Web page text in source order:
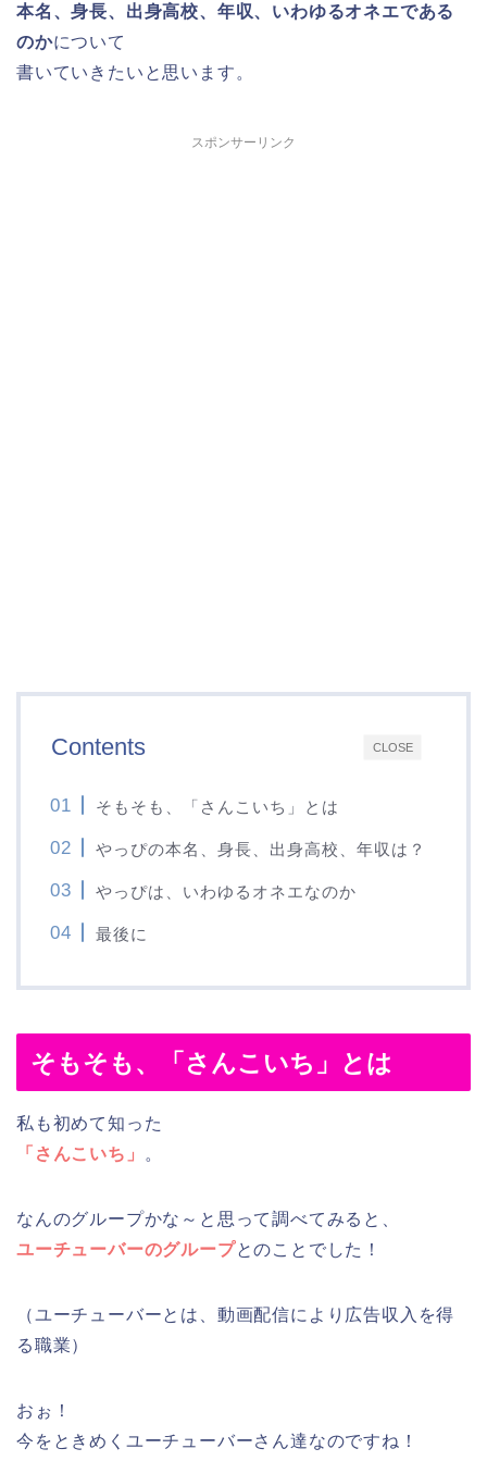
本名、身長、出身高校、年収、いわゆるオネエである
のかについて
書いていきたいと思います。
スポンサーリンク
CLOSE
Contents
そもそも、「さんこいち」とは
やっぴの本名、身長、出身高校、年収は？
やっぴは、いわゆるオネエなのか
最後に
そもそも、「さんこいち」とは
私も初めて知った
「さんこいち」
。
なんのグループかな～と思って調べてみると、
ユーチューバーのグループとのことでした！
（ユーチューバーとは、動画配信により広告収入を得
る職業）
おぉ！
今をときめくユーチューバーさん達なのですね！